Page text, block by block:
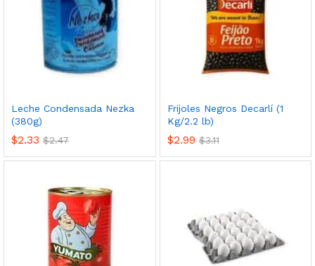
Leche Condensada Nezka
(380g)
$2.33 $2.47
Frijoles Negros Decarlí (1
Kg/2.2 lb)
$2.99 $3.11